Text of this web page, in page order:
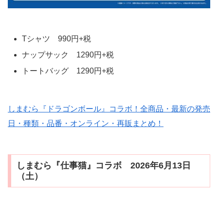
Tシャツ 990円+税
ナップサック 1290円+税
トートバッグ 1290円+税
しまむら『ドラゴンボール』コラボ！全商品・最新の発売
日・種類・品番・オンライン・再販まとめ！
しまむら『仕事猫』コラボ 2026年6月13日
（土）